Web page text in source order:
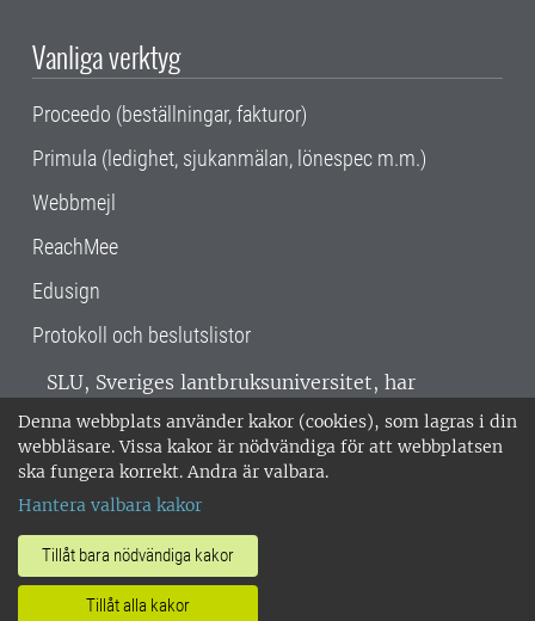
Denna webbplats använder kakor (cookies), som lagras i din
webbläsare. Vissa kakor är nödvändiga för att webbplatsen
ska fungera korrekt. Andra är valbara.
Hantera valbara kakor
Tillåt bara nödvändiga kakor
Tillåt alla kakor
Vanliga verktyg
Proceedo (beställningar, fakturor)
Primula (ledighet, sjukanmälan, lönespec m.m.)
Webbmejl
ReachMee
Edusign
Protokoll och beslutslistor
SLU, Sveriges lantbruksuniversitet, har
verksamhet över hela Sverige. Huvudorter är
Alnarp, Uppsala och Umeå.SLU är
miljöcertifierat enligt ISO 14001. •
018-67 10 00 • Org nr: 202100-2817 •
Om SLU:s webbplatser
•Hantera kakor•Behandling av
personuppgifter